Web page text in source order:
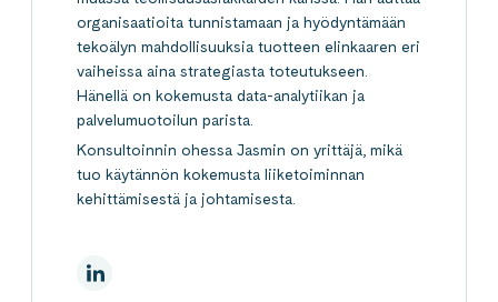
organisaatioita tunnistamaan ja hyödyntämään
tekoälyn mahdollisuuksia tuotteen elinkaaren eri
vaiheissa aina strategiasta toteutukseen.
Hänellä on kokemusta data-analytiikan ja
palvelumuotoilun parista.
Konsultoinnin ohessa Jasmin on yrittäjä, mikä
tuo käytännön kokemusta liiketoiminnan
kehittämisestä ja johtamisesta.
LinkedInissä